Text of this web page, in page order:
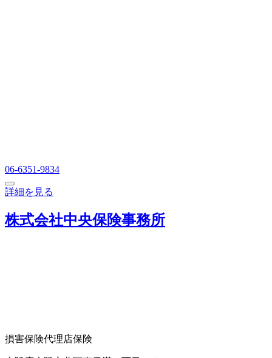
06-6351-9834
詳細を見る
株式会社中央保険事務所
損害保険代理店保険